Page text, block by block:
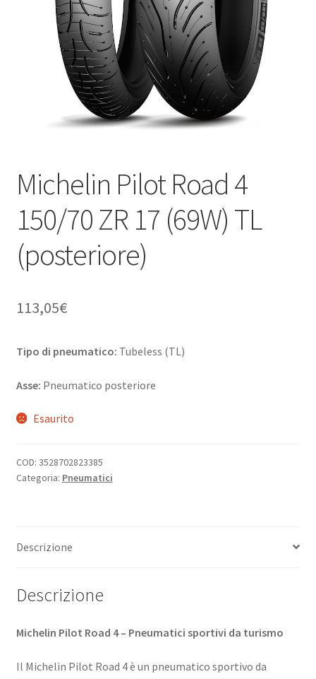
Michelin Pilot Road 4
150/70 ZR 17 (69W) TL
(posteriore)
113,05€
Tipo di pneumatico: Tubeless (TL)
Asse: Pneumatico posteriore
Esaurito
COD: 3528702823385
Categoria: Pneumatici
Descrizione
Descrizione
Michelin Pilot Road 4 – Pneumatici sportivi da turismo
Il Michelin Pilot Road 4 è un pneumatico sportivo da